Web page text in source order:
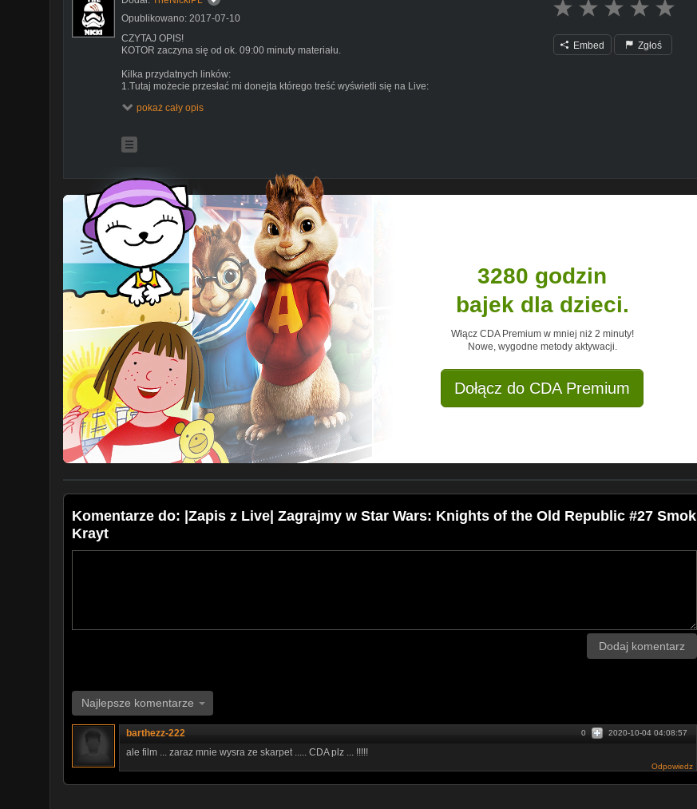
Opublikowano: 2017-07-10
CZYTAJ OPIS!
KOTOR zaczyna się od ok. 09:00 minuty materiału.
Kilka przydatnych linków:
1.Tutaj możecie przesłać mi donejta którego treść wyświetli się na Live:
2.Kanał Gamingowy:
3.Nie zapomnij odwiedzić mnie na Facebooku:
https://www.facebook.com/TheNickiPL/
Proszę o kulturalne i nie wulgarne wysławianie się na czacie :) A jak już musicie to przynajmniej
nikogo nie obrażajcie. Życzę miłego Streama! Piona!
pokaż cały opis
Embed Zgłoś
3280 godzin
bajek dla dzieci.
Włącz CDA Premium w mniej niż 2 minuty!
Nowe, wygodne metody aktywacji.
Dołącz do CDA Premium
Komentarze do: |Zapis z Live| Zagrajmy w Star Wars: Knights of the Old Republic #27 Smok
Krayt
Dodaj komentarz
Najlepsze komentarze
barthezz-222 2020-10-04 04:08:57
0
ale film ... zaraz mnie wysra ze skarpet ..... CDA plz ... !!!!!
Odpowiedz